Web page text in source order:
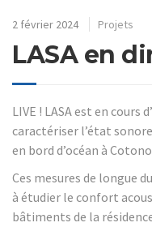
2 février 2024 Projets
LASA en
LIVE ! LASA est en
caractériser l’état
en bord d’océan à
Ces mesures de longue
à étudier le confort
bâtiments de la